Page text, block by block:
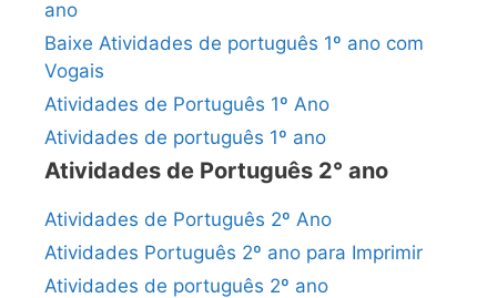
ano
Baixe Atividades de português 1º ano com
Vogais
Atividades de Português 1º Ano
Atividades de português 1º ano
Atividades de Português 2° ano
Atividades de Português 2º Ano
Atividades Português 2º ano para Imprimir
Atividades de português 2º ano